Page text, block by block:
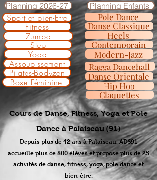
Planning 2026-27 Planning Enfants
Sport et bien-Être
Fitness
Zumba
Step
Yoga
Assouplssement
Pilates-Bodyzen
Boxe Féminine
Pole Dance
Danse Classique
Heels
Contemporain
Modern-Jazz
Ragga Dancehall
Danse Orientale
Hip Hop
Claquettes
Cours de Danse, Fitness, Yoga et Pole
Dance à Palaiseau (91)
Depuis plus de 42 ans à Palaiseau, ADS91
accueille plus de 800 élèves et propose plus de 25
activités de danse, fitness, yoga, pole dance et
bien-être.